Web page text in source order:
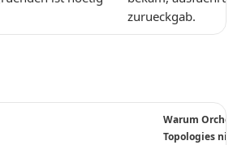
zurueckgab.
Warum
Topologies